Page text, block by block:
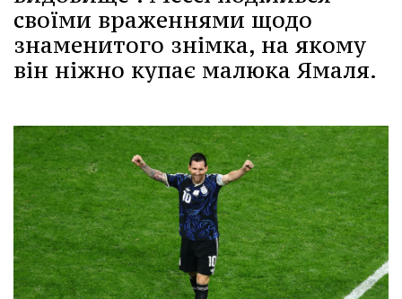
своїми враженнями щодо
знаменитого знімка, на якому
він ніжно купає малюка Ямаля.